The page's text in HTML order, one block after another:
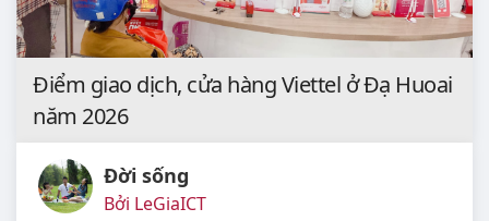
Điểm giao dịch, cửa hàng Viettel ở Đạ Huoai
năm 2026
Đời sống
Bởi LeGiaICT